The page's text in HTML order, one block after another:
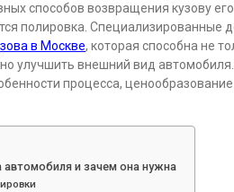
способов возвращения кузову
полировка. Специализированные
в Москве, которая способна не
улучшить внешний вид
процесса,
автомобиля и зачем она нужна